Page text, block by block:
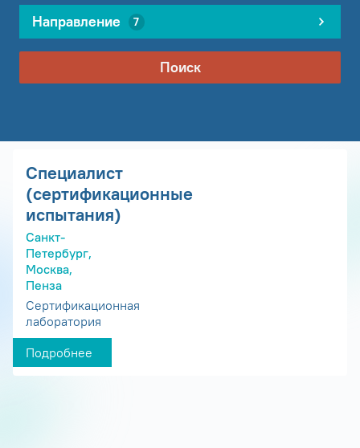
Направление 7
Поиск
Специалист
(сертификационные
испытания)
Санкт-
Петербург,
Москва,
Пенза
Сертификационная
лаборатория
Подробнее